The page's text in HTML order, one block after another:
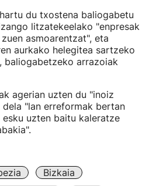
du txostena baliogabetu
litzatekeelako "enpresak
asmoarentzat", eta
aurkako helegitea sartzeko
baliogabetzeko arrazoiak
agerian uzten du "inoiz
"lan erreformak bertan
esku uzten baitu kaleratze
Bizkaia